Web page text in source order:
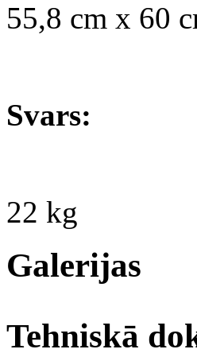
55,8 cm x 60
Svars:
22 kg
Galerijas
Tehniskā